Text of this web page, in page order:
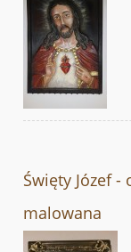
Święty Józef -
malowana